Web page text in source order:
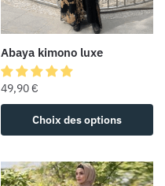
Abaya kimono luxe
49,90€
Choix des options